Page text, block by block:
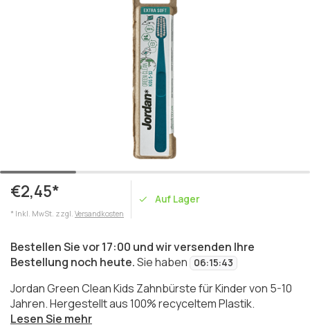
€2,45*
* Inkl. MwSt. zzgl. Versandkosten
Auf Lager
Bestellen Sie vor 17:00 und wir versenden Ihre
Bestellung noch heute.Sie haben 06:15:43
Jordan Green Clean Kids Zahnbürste für Kinder von 5-10
Jahren. Hergestellt aus 100% recyceltem Plastik.
Lesen Sie mehr